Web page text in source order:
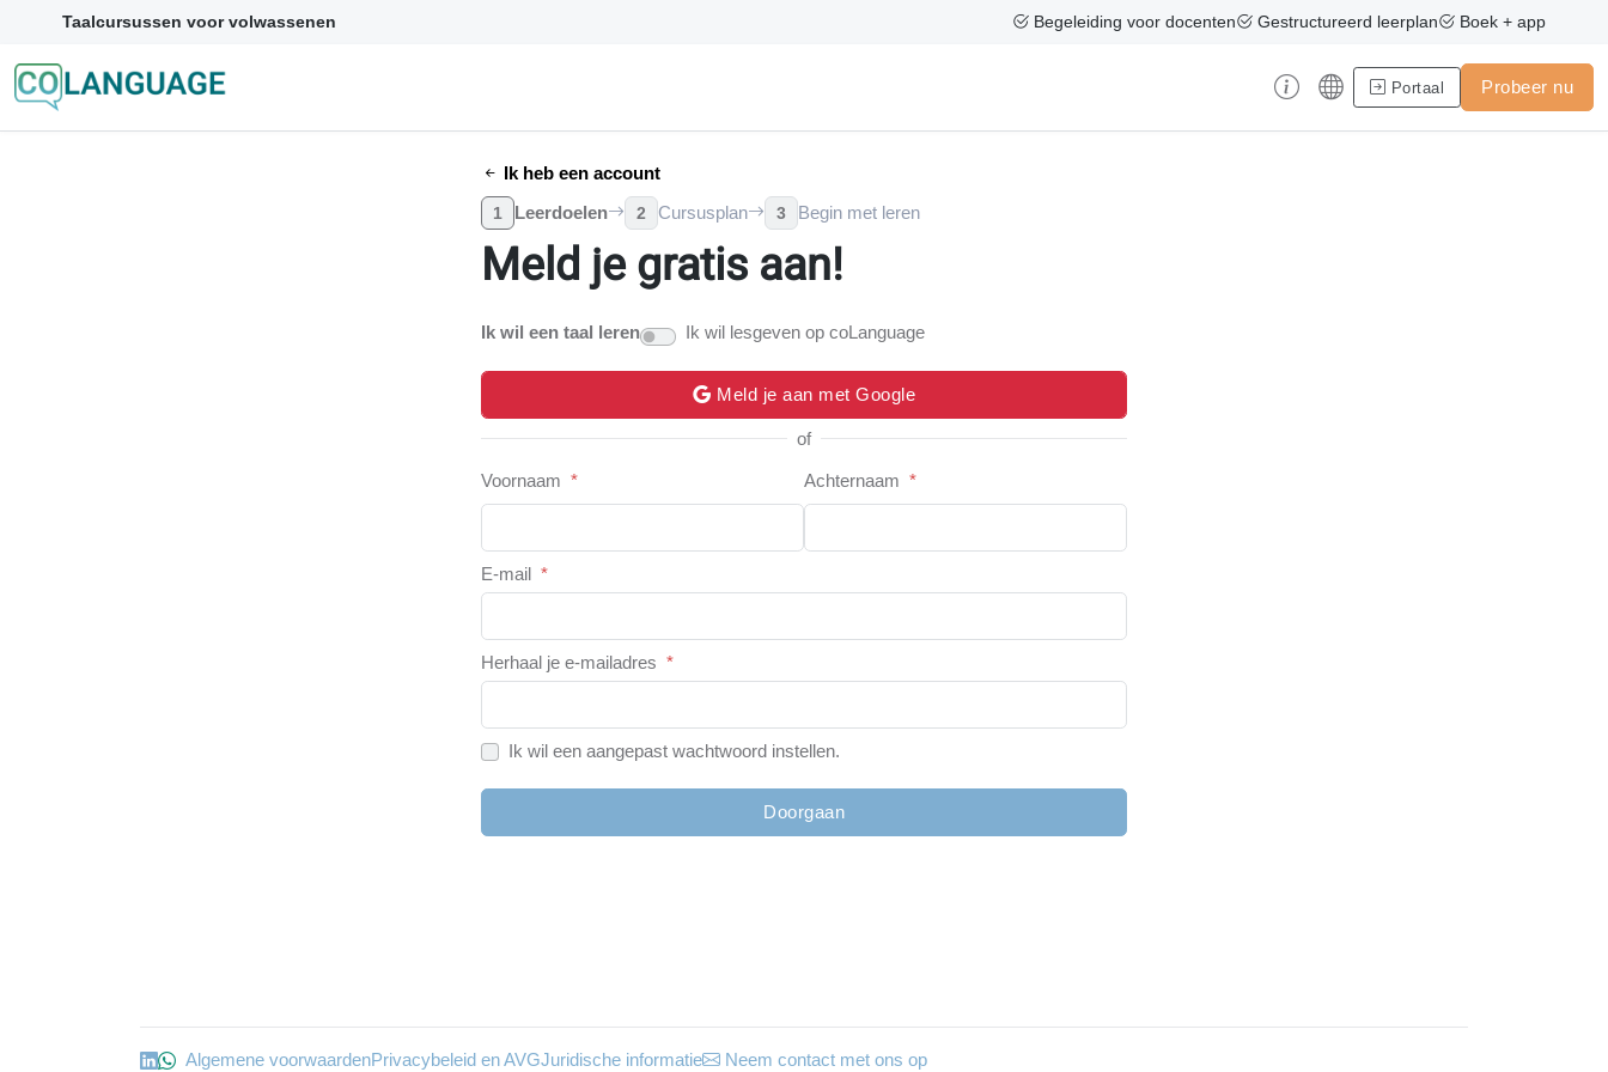
Taalcursussen voor volwassenen Begeleiding voor docenten Gestructureerd leerplan Boek + app
Portaal Probeer nu
Ik heb een account
1 Leerdoelen 2 Cursusplan 3 Begin met leren
Meld je gratis aan!
Ik wil een taal leren Ik wil lesgeven op coLanguage
Meld je aan met Google
of
Voornaam * Achternaam *
E-mail *
Herhaal je e-mailadres *
Ik wil een aangepast wachtwoord instellen.
Doorgaan
Algemene voorwaardenPrivacybeleid en AVGJuridische informatie Neem contact met ons op